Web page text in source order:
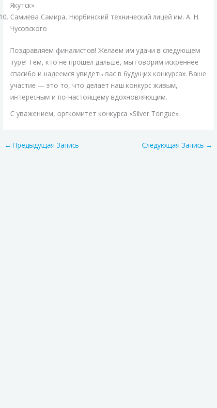
Якутск»
Самиева Самира, Нюрбинский технический лицей им. А. Н.
Чусовского
Поздравляем финалистов! Желаем им удачи в следующем
туре! Тем, кто не прошел дальше, мы говорим искреннее
спасибо и надеемся увидеть вас в будущих конкурсах. Ваше
участие — это то, что делает наш конкурс живым,
интересным и по-настоящему вдохновляющим.
С уважением, оргкомитет конкурса «Silver Tongue»
← Предыдущая Запись Следующая Запись →